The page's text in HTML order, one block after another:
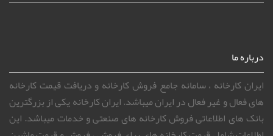
درباره ما
ایران کارخانه ، سامانه جامع فروش کارخانه و دریافت قیمت کارخانه
های فعال و غیر فعال در ایران میباشد. ایران کارخانه یکی از بزرگترین
بانک های اطلاعاتی فروش کارخانه های صنعتی و خدمات میباشد. این